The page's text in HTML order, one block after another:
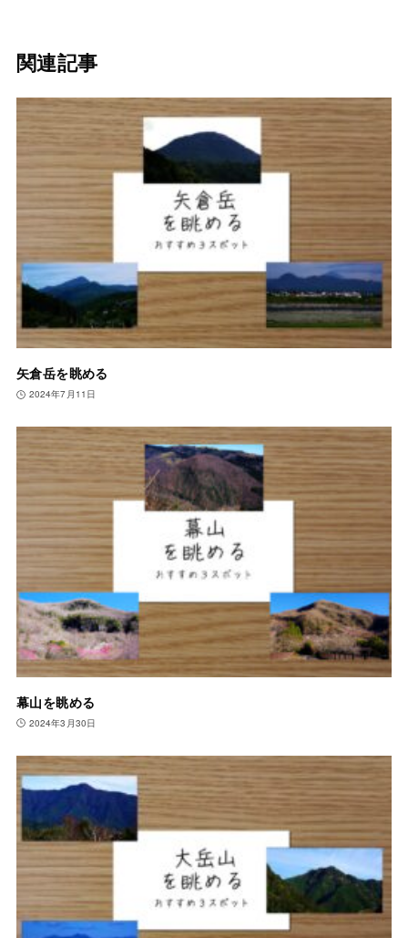
関連記事
矢倉岳を眺める
2024年7月11日
幕山を眺める
2024年3月30日